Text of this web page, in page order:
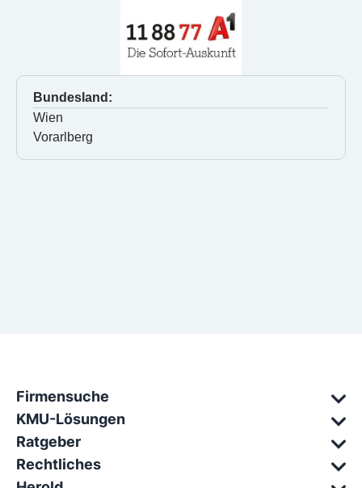
Bundesland:
Wien
Vorarlberg
Firmensuche
KMU-Lösungen
Ratgeber
Rechtliches